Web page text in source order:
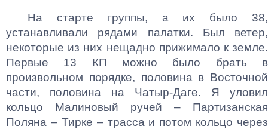
На старте группы, а их было 38,
устанавливали рядами палатки. Был ветер,
некоторые из них нещадно прижимало к земле.
Первые 13 КП можно было брать в
произвольном порядке, половина в Восточной
части, половина на Чатыр-Даге. Я уловил
кольцо Малиновый ручей – Партизанская
Поляна – Тирке – трасса и потом кольцо через